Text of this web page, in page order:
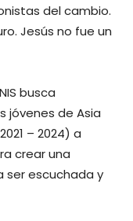
del cambio.
Jesús no fue un
busca
jóvenes de Asia
– 2024) a
crear una
ser escuchada y